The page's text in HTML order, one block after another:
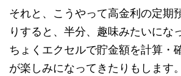
それと、こうやって高金利の定期
りすると、半分、趣味みたいにな
ちょくエクセルで貯金額を計算・
が楽しみになってきたりもします。